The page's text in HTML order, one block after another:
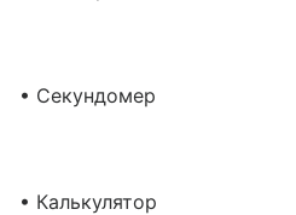
• Секундомер
• Калькулятор